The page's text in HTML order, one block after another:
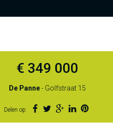
€ 349 000
De Panne- Golfstraat 15
Delen op: